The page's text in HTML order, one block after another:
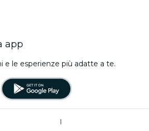
app
e le esperienze più adatte a te.
|